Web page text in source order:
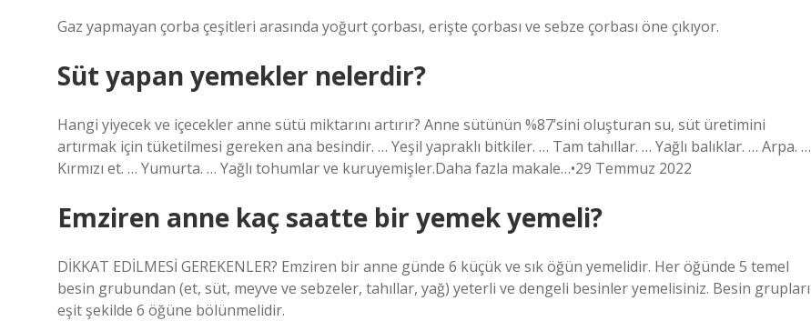
Gaz yapmayan çorba çeşitleri arasında yoğurt çorbası, erişte çorbası ve sebze çorbası öne çıkıyor.
Süt yapan yemekler nelerdir?
Hangi yiyecek ve içecekler anne sütü miktarını artırır? Anne sütünün %87’sini oluşturan su, süt üretimini
artırmak için tüketilmesi gereken ana besindir. … Yeşil yapraklı bitkiler. … Tam tahıllar. … Yağlı balıklar. … Arpa. …
Kırmızı et. … Yumurta. … Yağlı tohumlar ve kuruyemişler.Daha fazla makale…•29 Temmuz 2022
Emziren anne kaç saatte bir yemek yemeli?
DİKKAT EDİLMESİ GEREKENLER? Emziren bir anne günde 6 küçük ve sık öğün yemelidir. Her öğünde 5 temel
besin grubundan (et, süt, meyve ve sebzeler, tahıllar, yağ) yeterli ve dengeli besinler yemelisiniz. Besin grupları
eşit şekilde 6 öğüne bölünmelidir.